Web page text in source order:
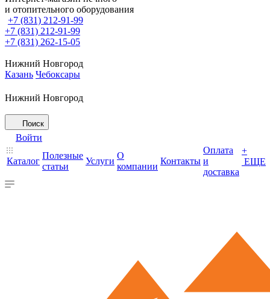
и отопительного оборудования
+7 (831) 212-91-99
+7 (831) 212-91-99
+7 (831) 262-15-05
Нижний Новгород
Казань Чебоксары
Нижний Новгород
Поиск
Войти
Каталог
Полезные
статьи
Услуги
О
компании
Контакты
Оплата
и
доставка
+
ЕЩЕ